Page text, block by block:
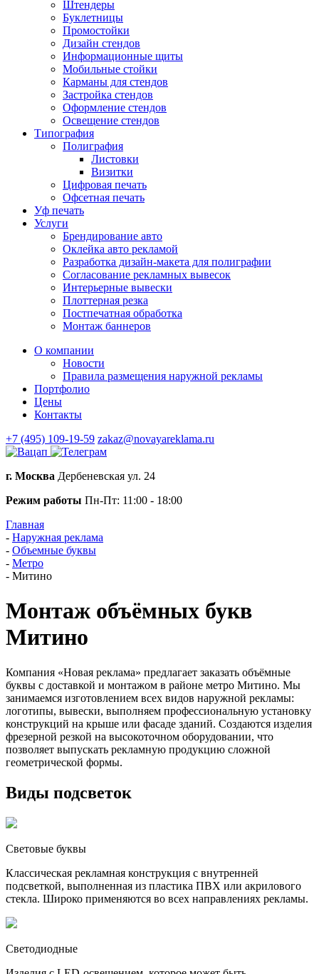
Штендеры
Буклетницы
Промостойки
Дизайн стендов
Информационные щиты
Мобильные стойки
Карманы для стендов
Застройка стендов
Оформление стендов
Освещение стендов
Типография
Полиграфия
Листовки
Визитки
Цифровая печать
Офсетная печать
Уф печать
Услуги
Брендирование авто
Оклейка авто рекламой
Разработка дизайн-макета для полиграфии
Согласование рекламных вывесок
Интерьерные вывески
Плоттерная резка
Постпечатная обработка
Монтаж баннеров
О компании
Новости
Правила размещения наружной рекламы
Портфолио
Цены
Контакты
+7 (495) 109-19-59 zakaz@novayareklama.ru
г. Москва Дербеневская ул. 24
Режим работы Пн-Пт: 11:00 - 18:00
Главная
- Наружная реклама
- Объемные буквы
- Метро
- Митино
Монтаж объёмных букв
Митино
Компания «Новая реклама» предлагает заказать объёмные
буквы с доставкой и монтажом в районе метро Митино. Мы
занимаемся изготовлением всех видов наружной рекламы:
логотипы, вывески, выполняем профессиональную установку
конструкций на крыше или фасаде зданий. Создаются изделия
фрезерной резкой на высокоточном оборудовании, что
позволяет выпускать рекламную продукцию сложной
геометрической формы.
Виды подсветок
Световые буквы
Классическая рекламная конструкция с внутренней
подсветкой, выполненная из пластика ПВХ или акрилового
стекла. Широко применяются во всех направлениях рекламы.
Светодиодные